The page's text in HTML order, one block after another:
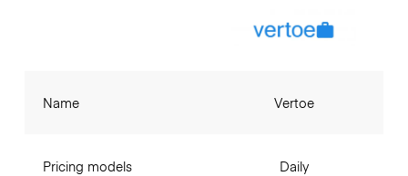
Name
Pricing models
Vertoe
Daily